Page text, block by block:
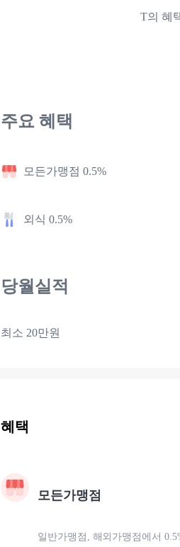
T의 혜
주요 혜택
모든가맹점 0.5%
외식 0.5%
당월실적
최소 20만원
혜택
모든가맹점
일반가맹점, 해외가맹점에서